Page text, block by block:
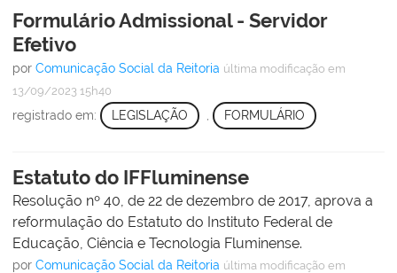
Formulário Admissional - Servidor
Efetivo
por Comunicação Social da Reitoria última modificação em
13/09/2023 15h40
registrado em: LEGISLAÇÃO , FORMULÁRIO
Estatuto do IFFluminense
Resolução nº 40, de 22 de dezembro de 2017, aprova a
reformulação do Estatuto do Instituto Federal de
Educação, Ciência e Tecnologia Fluminense.
por Comunicação Social da Reitoria última modificação em